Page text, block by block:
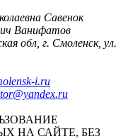
Савенок
Ванифатов
обл, г. Смоленск, ул.
i.ru
НА САЙТЕ, БЕЗ